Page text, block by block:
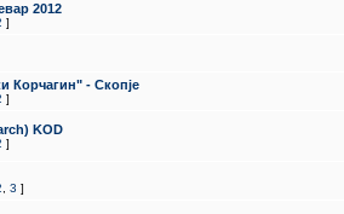
2012
]
Корчагин" - Скопје
]
KOD
]
3 ]